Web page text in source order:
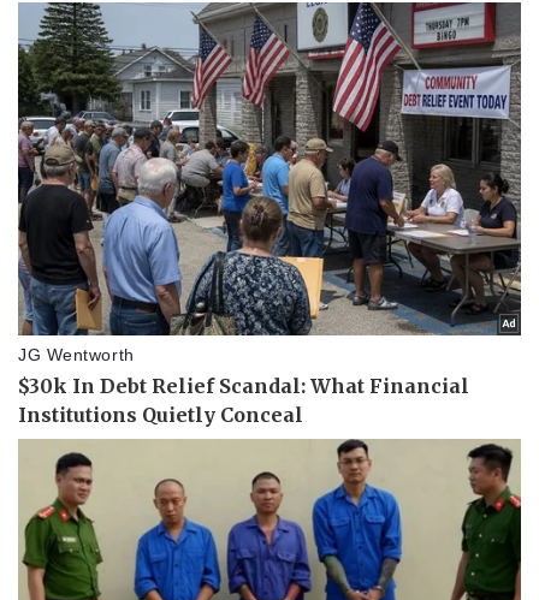
Thể thao
Bóng đá
Lịch thi đấu bóng đá
Thế giới thể thao
eSports
Ô tô - Xe máy
Ô tô
Xe máy
Tư vấn